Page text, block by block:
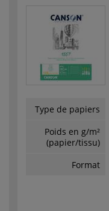
Type de papiers
Poids en g/m²
(papier/tissu)
Format